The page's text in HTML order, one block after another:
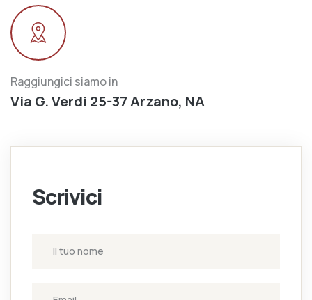
Raggiungici siamo in
Via G. Verdi 25-37 Arzano, NA
Scrivici